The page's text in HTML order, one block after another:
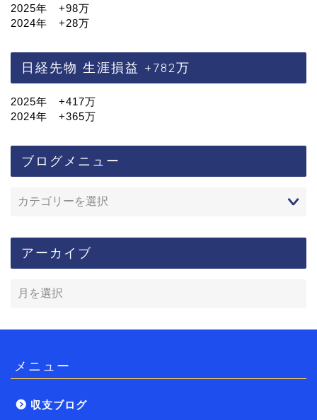
2025年 +98万
2024年 +28万
日経先物 生涯損益 +782万
2025年 +417万
2024年 +365万
ブログメニュー
アーカイブ
メニュー
収支ブログ